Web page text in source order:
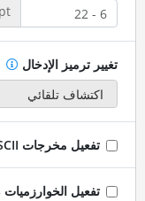
pt
تغيير ترميز الإدخال
تفعيل مخرجات ASCII
تفعيل الخوارزميات heuristics